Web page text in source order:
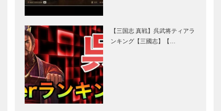
【三国志 真戦】呉武将ティアラ
ンキング【三國志】【…